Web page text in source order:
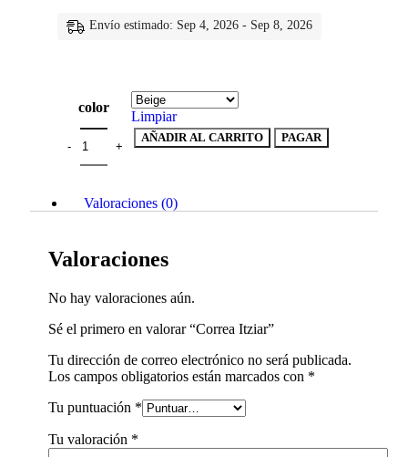
Envío estimado: Sep 4, 2026 - Sep 8, 2026
color
Limpiar
AÑADIR AL CARRITO PAGAR
Valoraciones (0)
Valoraciones
No hay valoraciones aún.
Sé el primero en valorar “Correa Itziar”
Tu dirección de correo electrónico no será publicada.
Los campos obligatorios están marcados con *
Tu puntuación *
Tu valoración *